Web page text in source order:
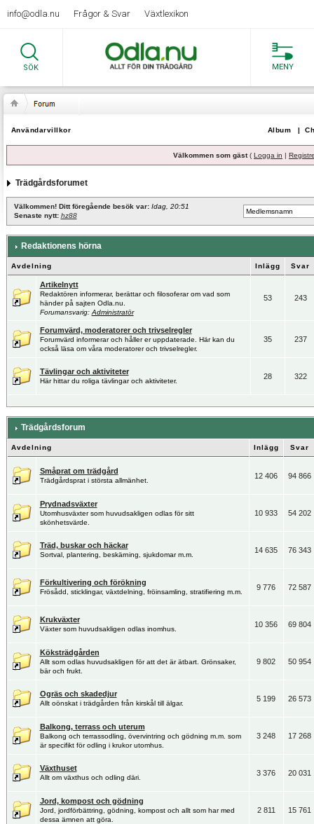
info@odla.nu Frågor & Svar Växtlexikon
SÖK MENY
Användarvillkor Album |
Välkommen som gäst( Logga in |
Trädgårdsforumet
Välkommen! Ditt föregående besök var: Idag, 20:51
Senaste nytt: hz88
Redaktionens hörna
Avdelning Inlägg Svar
Artikelnytt
Redaktören informerar, berättar och filosoferar om vad som
händer på sajten Odla.nu.
Forumansvarig: Administratör
53 243
Forumvärd, moderatorer och trivselregler
Forumvärd informerar och håller er uppdaterade. Här kan du
också läsa om våra moderatorer och trivselregler.
35 237
Tävlingar och aktiviteter
Här hittar du roliga tävlingar och aktiviteter.
28 322
Trädgårdsforum
Avdelning Inlägg Svar
Småprat om trädgård
Trädgårdsprat i största allmänhet.
12 406 94 866
Prydnadsväxter
Utomhusväxter som huvudsakligen odlas för sitt
skönhetsvärde.
10 933 54 202
Träd, buskar och häckar
Sortval, plantering, beskärning, sjukdomar m.m.
14 635 76 343
Förkultivering och förökning
Frösådd, sticklingar, växtdelning, fröinsamling, stratifiering m.m.
9 776 72 587
Krukväxter
Växter som huvudsakligen odlas inomhus.
10 356 69 804
Köksträdgården
Allt som odlas huvudsakligen för att det är ätbart. Grönsaker,
bär och frukt.
9 802 50 954
Ogräs och skadedjur
Allt oönskat i trädgården från kirskål till älgar.
5 199 26 573
Balkong, terrass och uterum
Balkong och terrassodling, övervintring och gödning m.m. som
är specifikt för odling i krukor utomhus.
3 248 17 268
Växthuset
Allt om växthus och odling däri.
3 376 20 031
Jord, kompost och gödning
Jord, jordförbättring, gödning, kompost och allt som har med
dessa ämnen att göra.
2 811 15 761